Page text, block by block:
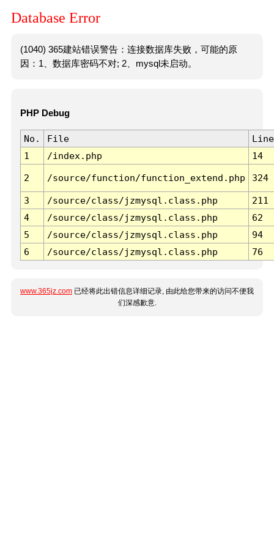
Database Error
(1040) 365建站错误警告：连接数据库失败，可能的原
因：1、数据库密码不对; 2、mysql未启动。
PHP Debug
No. File
Line
1
/index.php 14
2 /source/function/function_extend.php 324
3 /source/class/jzmysql.class.php
211
4
/source/class/jzmysql.class.php
62
5
/source/class/jzmysql.class.php
94
6
/source/class/jzmysql.class.php 76
www.365jz.com 已经将此出错信息详细记录, 由此给您带来的访问不便我
们深感歉意.